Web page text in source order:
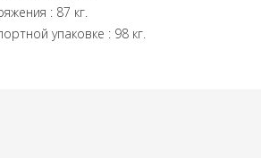
: 87 кг.
упаковке : 98 кг.